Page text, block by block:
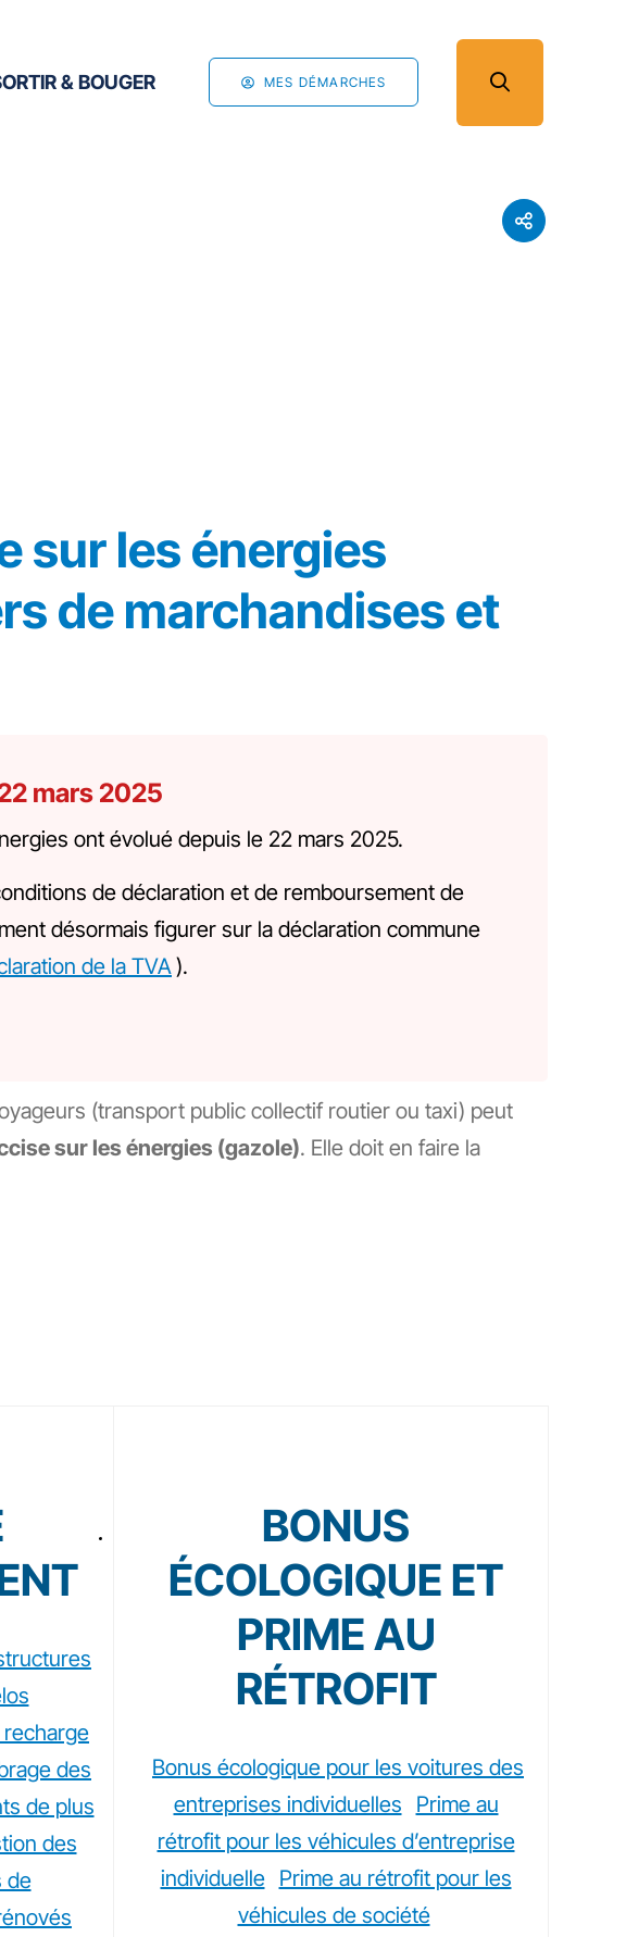
& BOUGER MES DÉMARCHES
sur les énergies
de marchandises et
mars 2025
ont évolué depuis le 22 mars 2025.
de déclaration et de remboursement de
désormais figurer sur la déclaration commune
de la TVA).
(transport public collectif routier ou taxi) peut
sur les énergies (gazole). Elle doit en faire la
des
de plus
des
de
BONUS
ÉCOLOGIQUE ET
PRIME AU
RÉTROFIT
Bonus écologique pour les voitures des
entreprises individuelles
Prime au
rétrofit pour les véhicules d’entreprise
individuelle
Prime au rétrofit pour les
véhicules de société